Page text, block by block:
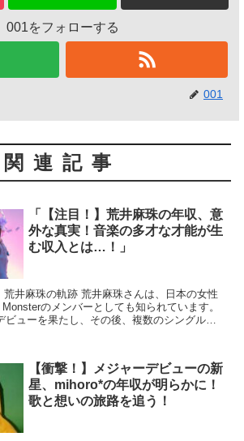
001をフォローする
001
関連記事
「【注目！】荒井麻珠の年収、意
外な真実！音楽の多才な才能が生
む収入とは…！」
荒井麻珠の軌跡 荒井麻珠さんは、日本の女性
のメンバーとしても知られています。
ビューを果たし、その後、複数のシングルや
【衝撃！】メジャーデビューの新
星、mihoro*の年収が明らかに！
歌と想いの旅路を追う！